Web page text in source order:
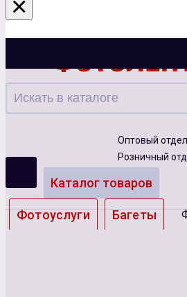
Казань
Оптовый
Розничный
Каталог товаров
Фотоуслуги Багеты
×